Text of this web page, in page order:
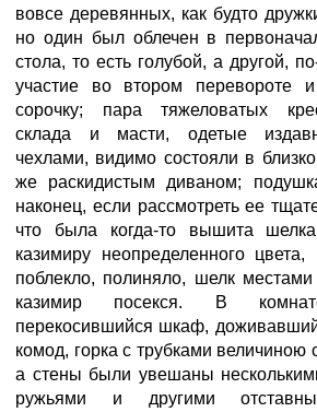
вовсе деревянных, как будто
но один был облечен в
стола, то есть голубой, а другой,
участие во втором перевороте
сорочку; пара тяжеловатых
склада и масти, одетые
чехлами, видимо состояли в
же раскидистым диваном;
наконец, если рассмотреть ее
что была когда-то вышита
казимиру неопределенного
поблекло, полиняло, шелк
казимир посекся. В
перекосившийся шкаф,
комод, горка с трубками величиною
а стены были увешаны
ружьями и другими